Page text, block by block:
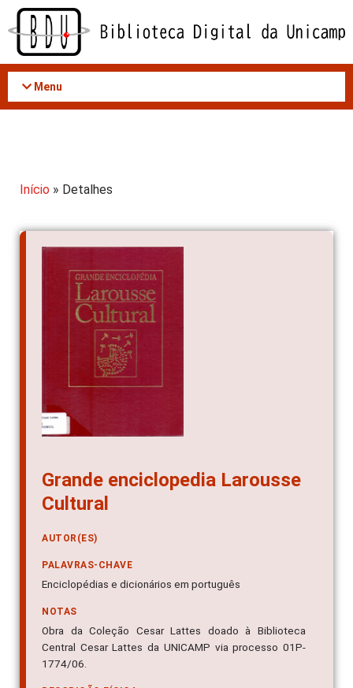
Acessar
conteúdo
Menu
Início » Detalhes
Grande enciclopedia Larousse
Cultural
AUTOR(ES)
PALAVRAS-CHAVE
Enciclopédias e dicionários em português
NOTAS
Obra da Coleção Cesar Lattes doado à Biblioteca
Central Cesar Lattes da UNICAMP via processo 01P-
1774/06.